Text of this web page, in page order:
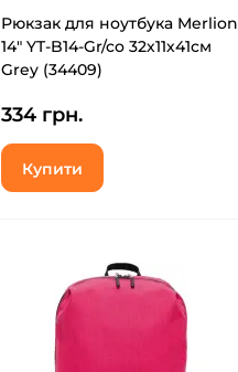
Рюкзак для ноутбука Merlion
14" YT-B14-Gr/co 32х11х41см
Grey (34409)
334 грн.
Купити